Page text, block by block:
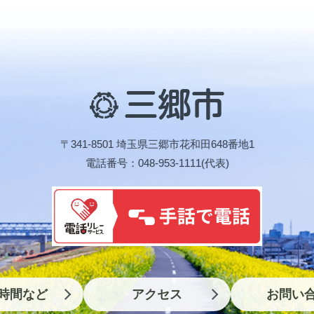
三
郷
〒341-8501 埼玉県三郷市花和田648番地1
電話番号：048-953-1111(代表)
間など アクセス お問い